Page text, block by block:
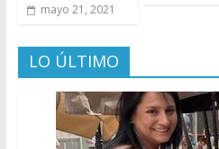
mayo 21, 2021
LO ÚLTIMO